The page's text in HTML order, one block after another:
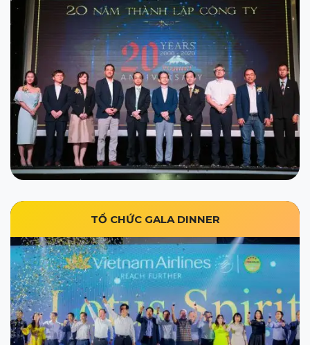
TỔ CHỨC GALA DINNER